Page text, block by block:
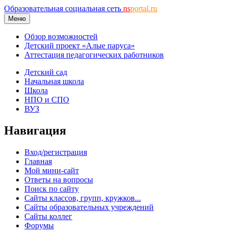
Образовательная социальная сеть nsportal.ru
Меню
Обзор возможностей
Детский проект «Алые паруса»
Аттестация педагогических работников
Детский сад
Начальная школа
Школа
НПО и СПО
ВУЗ
Навигация
Вход/регистрация
Главная
Мой мини-сайт
Ответы на вопросы
Поиск по сайту
Сайты классов, групп, кружков...
Сайты образовательных учреждений
Сайты коллег
Форумы